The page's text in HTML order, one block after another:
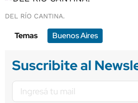
DEL RÍO CANTINA.
Temas Buenos Aires
Suscribite al